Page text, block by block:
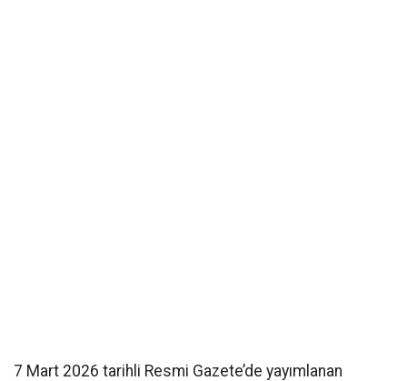
7 Mart 2026 tarihli Resmi Gazete’de yayımlanan